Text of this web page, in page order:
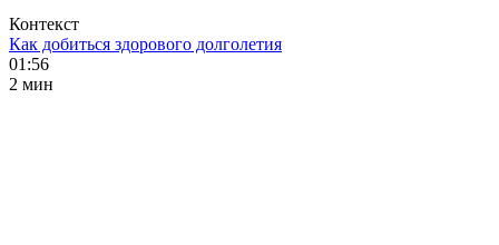
Контекст
Как добиться здорового долголетия
01:56
2 мин